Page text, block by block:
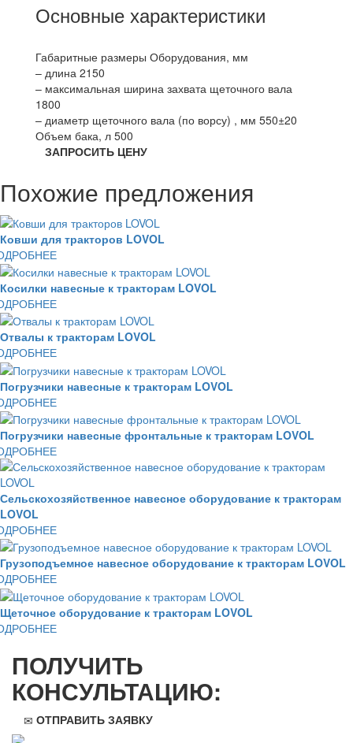
Основные характеристики
Габаритные размеры Оборудования, мм
– длина 2150
– максимальная ширина захвата щеточного вала
1800
– диаметр щеточного вала (по ворсу) , мм 550±20
Объем бака, л 500
ЗАПРОСИТЬ ЦЕНУ
Похожие предложения
Ковши для тракторов LOVOL
Косилки навесные к тракторам LOVOL
Отвалы к тракторам LOVOL
Погрузчики навесные к тракторам LOVOL
Погрузчики навесные фронтальные к тракторам LOVOL
Сельскохозяйственное навесное оборудование к тракторам
LOVOL
Грузоподъемное навесное оборудование к тракторам LOVOL
Щеточное оборудование к тракторам LOVOL
ПОЛУЧИТЬ
КОНСУЛЬТАЦИЮ:
ОТПРАВИТЬ ЗАЯВКУ